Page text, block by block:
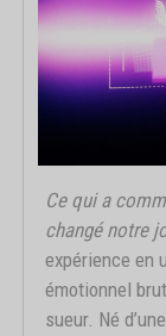
Ce qui a
changé notre
expérience en
émotionnel
sueur. Né